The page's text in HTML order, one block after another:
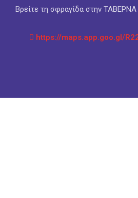
Βρείτε τη σφραγίδα στην
https://maps.app.goo.gl/